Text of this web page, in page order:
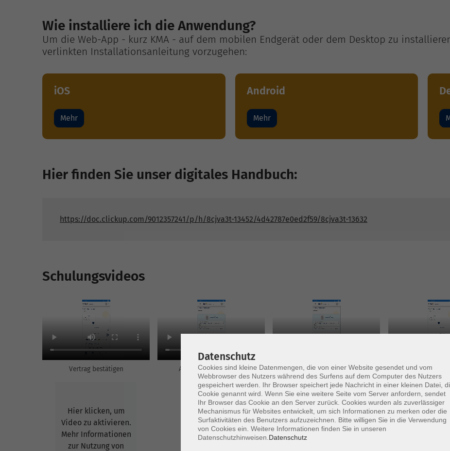
Wie installiere ich die Anwendung?
Um die Web-App - kurz KMA - auf dem mobilen Endgerät oder dem Desktop zu
verlinkten Installationsanleitung vorzugehen:
iOS
Mehr
Android
Mehr
Hier finden Sie unser digitales Handbuch:
https://doc.clickup.com/9012357241/p/h/8cjva3t-13452/4d42787e0ed2f59/8cjva3t-13632
Schulungsvideos
Vertrag bestätigen Anwesenheit erfassen Kurs abschließen
Hier klicken, um
Video zu aktivieren.
Mehr Informationen
zur Nutzung von
Datenschutz
Cookies sind kleine Datenmengen, die von einer Website gesendet und vom
Webbrowser des Nutzers während des Surfens auf dem Computer des Nutzers
gespeichert werden. Ihr Browser speichert jede Nachricht in einer kleinen Datei,
Cookie genannt wird. Wenn Sie eine weitere Seite vom Server anfordern, sendet
Ihr Browser das Cookie an den Server zurück. Cookies wurden als zuverlässiger
Mechanismus für Websites entwickelt, um sich Informationen zu merken oder die
Surfaktivitäten des Benutzers aufzuzeichnen. Bitte willigen Sie in die Verwendung
von Cookies ein. Weitere Informationen finden Sie in unseren
Datenschutzhinweisen. Datenschutz